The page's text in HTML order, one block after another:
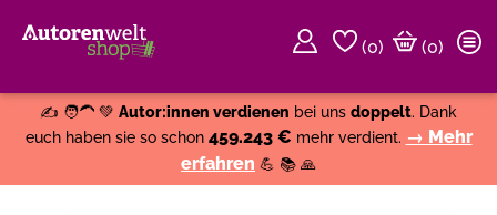
(0)
(0)
✍️ 🧑‍🦱 💚 Autor:innen verdienen bei uns doppelt. Dank
euch haben sie so schon 459.243 € mehr verdient. → Mehr
erfahren 💪 📚 🙏